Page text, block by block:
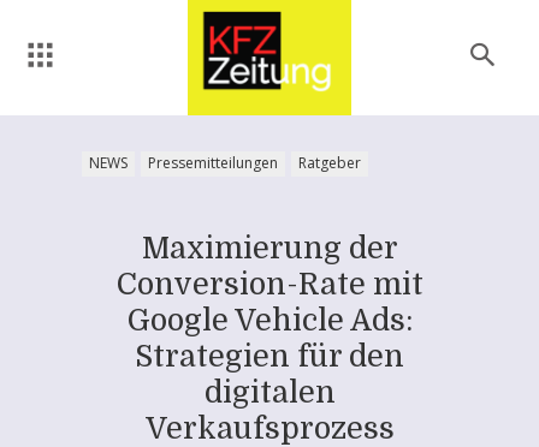
NEWS Pressemitteilungen Ratgeber
Maximierung der
Conversion-Rate mit
Google Vehicle Ads:
Strategien für den
digitalen
Verkaufsprozess